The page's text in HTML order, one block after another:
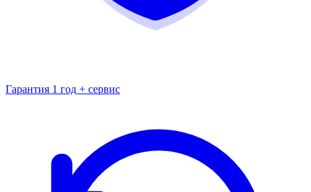
Гарантия 1 год + сервис